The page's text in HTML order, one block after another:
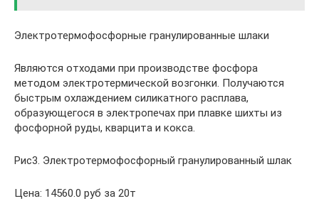
Электротермофосфорные гранулированные шлаки
Являются отходами при производстве фосфора
методом электротермической возгонки. Получаются
быстрым охлаждением силикатного расплава,
образующегося в электропечах при плавке шихты из
фосфорной руды, кварцита и кокса.
Рис3. Электротермофосфорный гранулированный шлак
Цена: 14560.0 руб за 20т